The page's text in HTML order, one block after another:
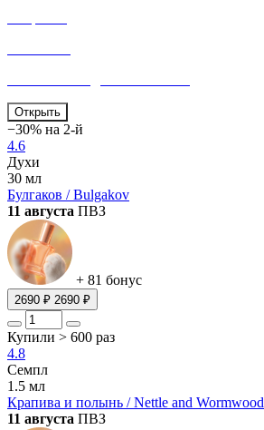
Открыть
−30% на 2-й
4.6
Духи
30 мл
Булгаков / Bulgakov
11 августа ПВЗ
+ 81 бонус
2690 ₽ 2690 ₽
Купили > 600 раз
4.8
Семпл
1.5 мл
Крапива и полынь / Nettle and Wormwood
11 августа ПВЗ